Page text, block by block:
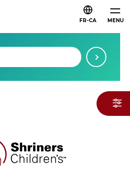
MENU
FR-CA